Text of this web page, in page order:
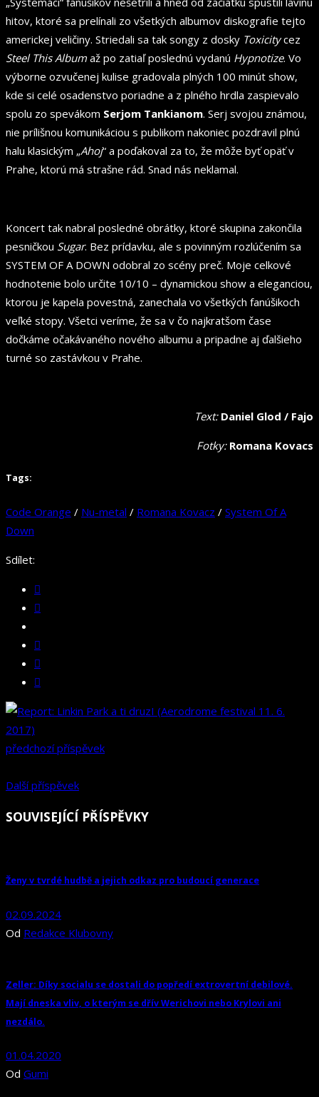
hitov, ktoré sa prelínali zo všetkých albumov diskografie tejto
americkej veličiny. Striedali sa tak songy z dosky Toxicitycez
Steel This Albumaž po zatiaľ poslednú vydanú Hypnotize. Vo
výborne ozvučenej kulise gradovala plných 100 minút show,
kde si celé osadenstvo poriadne a z plného hrdla zaspievalo
spolu zo spevákom Serjom Tankianom. Serj svojou známou,
nie prílišnou komunikáciou s publikom nakoniec pozdravil plnú
halu klasickým „Ahoj“ a poďakoval za to, že môže byť opäť v
Prahe, ktorú má strašne rád. Snad nás neklamal.
Koncert tak nabral posledné obrátky, ktoré skupina zakončila
pesničkou Sugar. Bez prídavku, ale s povinným rozlúčením sa
SYSTEM OF A DOWN odobral zo scény preč. Moje celkové
hodnotenie bolo určite 10/10 – dynamickou show a eleganciou,
ktorou je kapela povestná, zanechala vo všetkých fanúšikoch
veľké stopy. Všetci veríme, že sa v čo najkratšom čase
dočkáme očakávaného nového albumu a pripadne aj ďalšieho
turné so zastávkou v Prahe.
Text: Daniel Glod / Fajo
Fotky: Romana Kovacs
Tags:
Code Orange / Nu-metal / Romana Kovacz / System Of A
Down
Sdílet:
předchozí příspěvek
Další příspěvek
SOUVISEJÍCÍ PŘÍSPĚVKY
Ženy v tvrdé hudbě a jejich odkaz pro budoucí generace
02.09.2024
Od Redakce Klubovny
Zeller: Díky socialu se dostali do popředí extrovertní debilové.
Mají dneska vliv, o kterým se dřív Werichovi nebo Krylovi ani
nezdálo.
01.04.2020
Od Gumi